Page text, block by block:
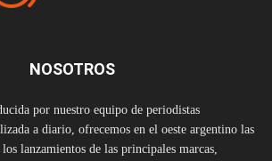
NOSOTROS
por nuestro equipo de periodistas
a diario, ofrecemos en el oeste argentino las
lanzamientos de las principales marcas,